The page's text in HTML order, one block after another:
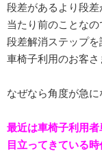
段差があるより段差
当たり前のことなの
段差解消ステップを
車椅子利用のお客さ
なぜなら角度が急に
最近は車椅子利用
目立ってきている時